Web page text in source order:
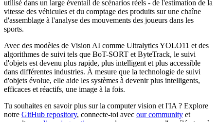
utilisé dans un large éventail de scénarios réels - de l'estimation de la
vitesse des véhicules et du comptage des produits sur une chaîne
d'assemblage à l'analyse des mouvements des joueurs dans les
sports.
Avec des modèles de Vision AI comme Ultralytics YOLO11 et des
algorithmes de suivi tels que BoT-SORT et ByteTrack, le suivi
d'objets est devenu plus rapide, plus intelligent et plus accessible
dans différentes industries. À mesure que la technologie de suivi
d'objets évolue, elle aide les systèmes à devenir plus intelligents,
efficaces et réactifs, une image à la fois.
Tu souhaites en savoir plus sur la computer vision et l'IA ? Explore
notre GitHub repository, connecte-toi avec our community et